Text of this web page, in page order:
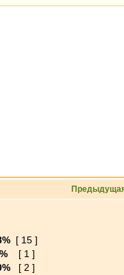
[ 15 ]
[ 1 ]
[ 2 ]